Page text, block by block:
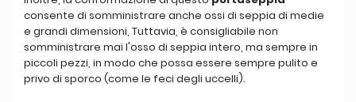
consente di somministrare anche ossi di seppia di medie
e grandi dimensioni, Tuttavia, è consigliabile non
somministrare mai l'osso di seppia intero, ma sempre in
piccoli pezzi, in modo che possa essere sempre pulito e
privo di sporco (come le feci degli uccelli).